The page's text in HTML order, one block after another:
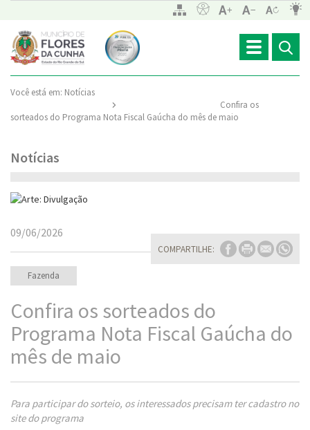
Toggle
navigation
Você está em: Notícias
Confira os
sorteados do Programa Nota Fiscal Gaúcha do mês de maio
Notícias
COMPARTILHE:
09/06/2026
Fazenda
Confira os sorteados do
Programa Nota Fiscal Gaúcha do
mês de maio
Para participar do sorteio, os interessados precisam ter cadastro no
site do programa